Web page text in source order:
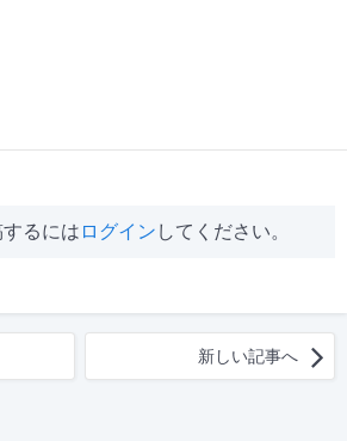
るには ログイン してください。
新しい記事へ